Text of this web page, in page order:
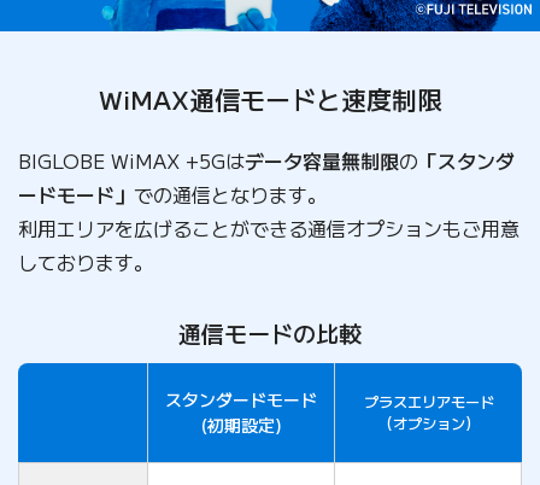
WiMAX通信モードと速度制限
BIGLOBE WiMAX +5Gはデータ容量無制限の 「スタンダ
ードモード」 での通信となります。
利用エリアを広げることができる通信オプションもご用意
しております。
通信モードの比較
スタンダードモード
(初期設定)
プラスエリアモード
(オプション)